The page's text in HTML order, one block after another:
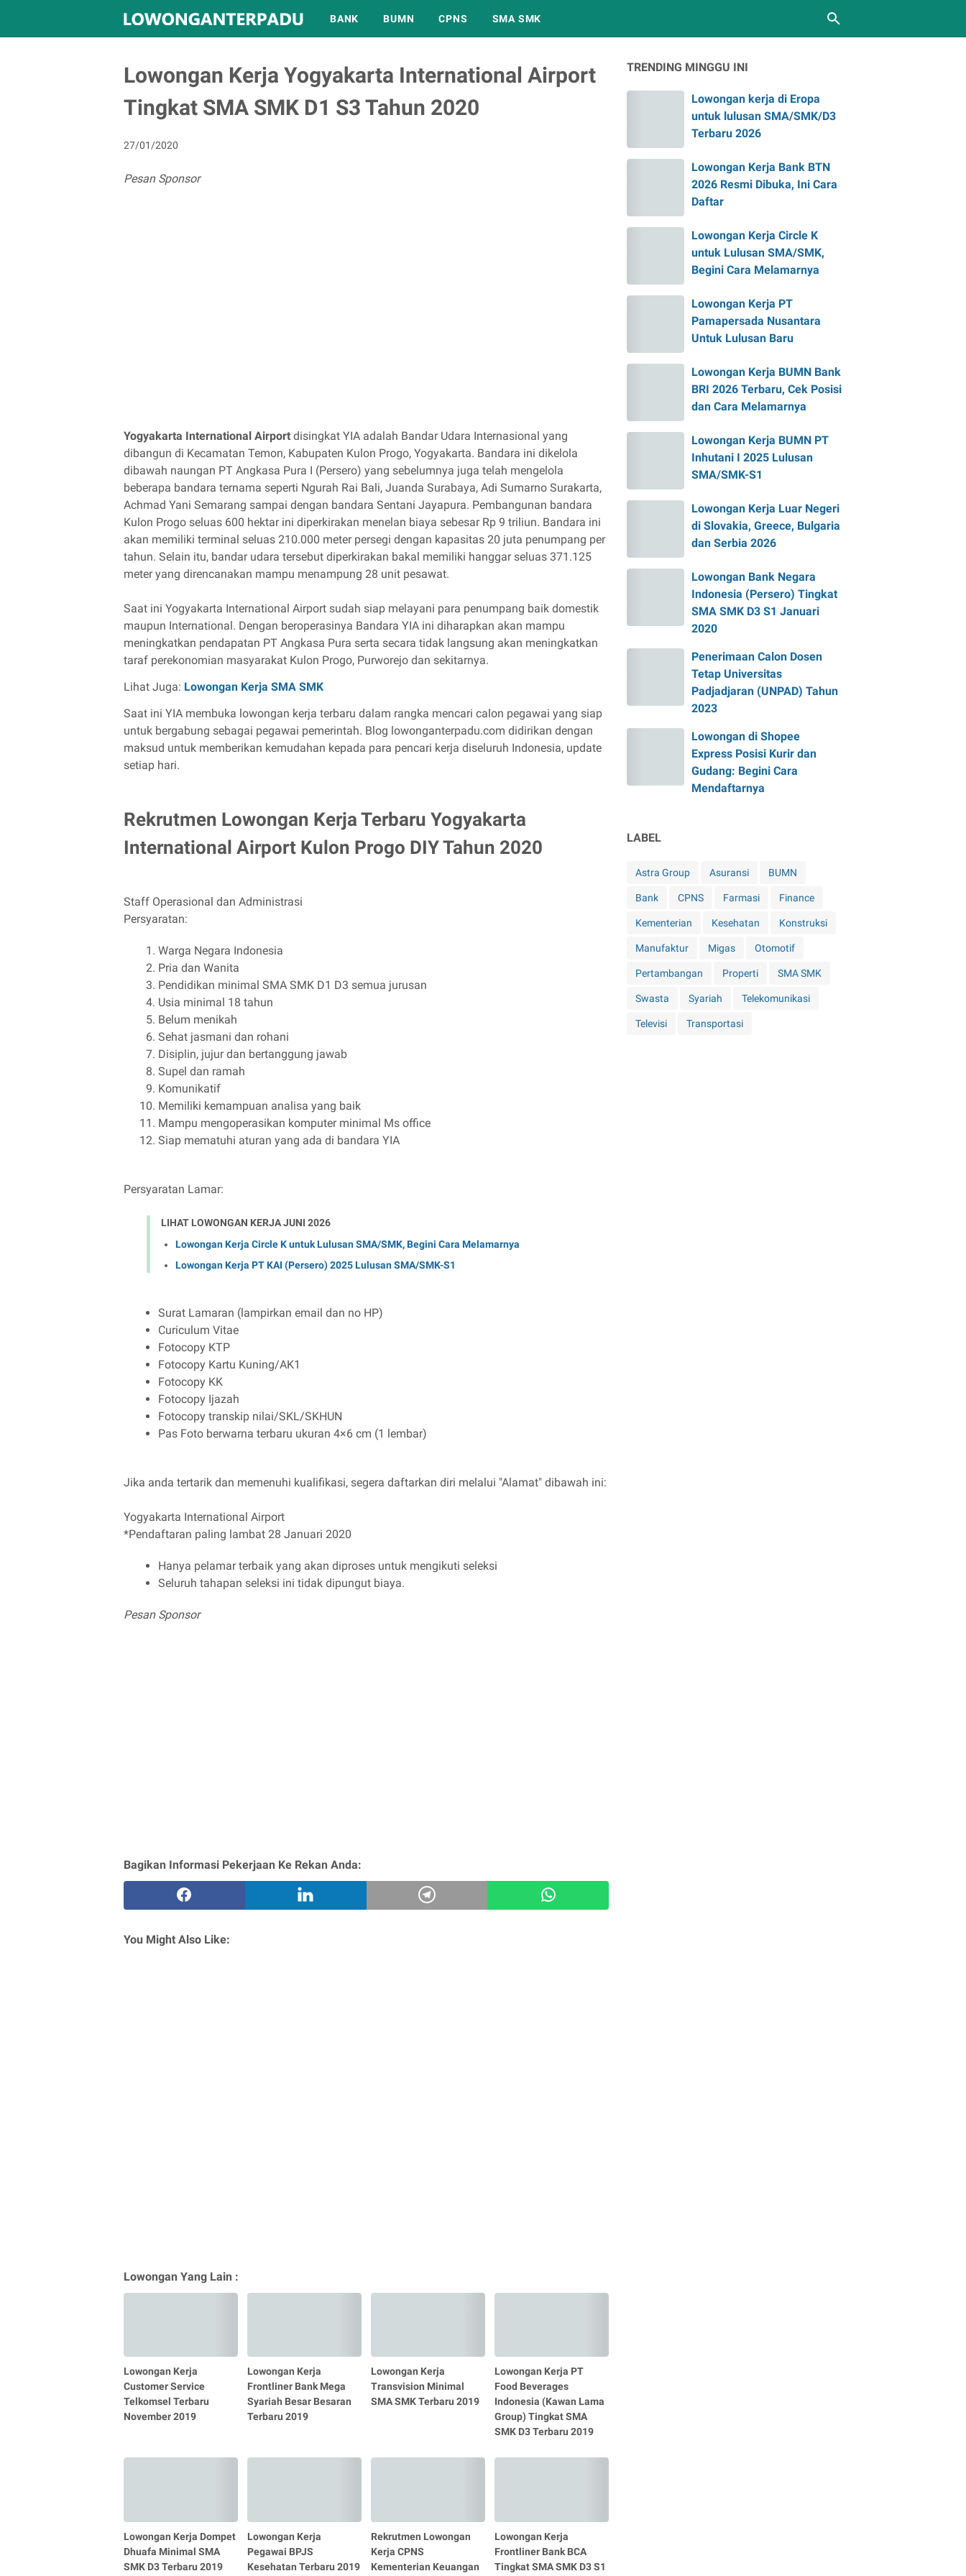
BANK BUMN CPNS SMA SMK
Lowongan Kerja Yogyakarta International Airport
Tingkat SMA SMK D1 S3 Tahun 2020
27/01/2020
Pesan Sponsor
Yogyakarta International Airport disingkat YIA adalah Bandar Udara Internasional yang
dibangun di Kecamatan Temon, Kabupaten Kulon Progo, Yogyakarta. Bandara ini dikelola
dibawah naungan PT Angkasa Pura I (Persero) yang sebelumnya juga telah mengelola
beberapa bandara ternama seperti Ngurah Rai Bali, Juanda Surabaya, Adi Sumarno Surakarta,
Achmad Yani Semarang sampai dengan bandara Sentani Jayapura. Pembangunan bandara
Kulon Progo seluas 600 hektar ini diperkirakan menelan biaya sebesar Rp 9 triliun. Bandara ini
akan memiliki terminal seluas 210.000 meter persegi dengan kapasitas 20 juta penumpang per
tahun. Selain itu, bandar udara tersebut diperkirakan bakal memiliki hanggar seluas 371.125
meter yang direncanakan mampu menampung 28 unit pesawat.
Saat ini Yogyakarta International Airport sudah siap melayani para penumpang baik domestik
maupun International. Dengan beroperasinya Bandara YIA ini diharapkan akan mampu
meningkatkan pendapatan PT Angkasa Pura serta secara tidak langsung akan meningkatkan
taraf perekonomian masyarakat Kulon Progo, Purworejo dan sekitarnya.
Lihat Juga: Lowongan Kerja SMA SMK
Saat ini YIA membuka lowongan kerja terbaru dalam rangka mencari calon pegawai yang siap
untuk bergabung sebagai pegawai pemerintah. Blog lowonganterpadu.com didirikan dengan
maksud untuk memberikan kemudahan kepada para pencari kerja diseluruh Indonesia, update
setiap hari.
Rekrutmen Lowongan Kerja Terbaru Yogyakarta
International Airport Kulon Progo DIY Tahun 2020
Staff Operasional dan Administrasi
Persyaratan:
Warga Negara Indonesia
Pria dan Wanita
Pendidikan minimal SMA SMK D1 D3 semua jurusan
Usia minimal 18 tahun
Belum menikah
Sehat jasmani dan rohani
Disiplin, jujur dan bertanggung jawab
Supel dan ramah
Komunikatif
Memiliki kemampuan analisa yang baik
Mampu mengoperasikan komputer minimal Ms office
Siap mematuhi aturan yang ada di bandara YIA
Persyaratan Lamar:
LIHAT LOWONGAN KERJA JUNI 2026
Lowongan Kerja Circle K untuk Lulusan SMA/SMK, Begini Cara Melamarnya
Lowongan Kerja PT KAI (Persero) 2025 Lulusan SMA/SMK-S1
Surat Lamaran (lampirkan email dan no HP)
Curiculum Vitae
Fotocopy KTP
Fotocopy Kartu Kuning/AK1
Fotocopy KK
Fotocopy Ijazah
Fotocopy transkip nilai/SKL/SKHUN
Pas Foto berwarna terbaru ukuran 4×6 cm (1 lembar)
Jika anda tertarik dan memenuhi kualifikasi, segera daftarkan diri melalui "Alamat" dibawah ini:
Yogyakarta International Airport
*Pendaftaran paling lambat 28 Januari 2020
Hanya pelamar terbaik yang akan diproses untuk mengikuti seleksi
Seluruh tahapan seleksi ini tidak dipungut biaya.
Pesan Sponsor
Bagikan Informasi Pekerjaan Ke Rekan Anda:
You Might Also Like:
Lowongan Yang Lain :
Lowongan Kerja
Customer Service
Telkomsel Terbaru
November 2019
Lowongan Kerja
Frontliner Bank Mega
Syariah Besar Besaran
Terbaru 2019
Lowongan Kerja
Transvision Minimal
SMA SMK Terbaru 2019
Lowongan Kerja PT
Food Beverages
Indonesia (Kawan Lama
Group) Tingkat SMA
SMK D3 Terbaru 2019
Lowongan Kerja Dompet
Dhuafa Minimal SMA
SMK D3 Terbaru 2019
Lowongan Kerja
Pegawai BPJS
Kesehatan Terbaru 2019
Rekrutmen Lowongan
Kerja CPNS
Kementerian Keuangan
Lowongan Kerja
Frontliner Bank BCA
Tingkat SMA SMK D3 S1
TRENDING MINGGU INI
Lowongan kerja di Eropa
untuk lulusan SMA/SMK/D3
Terbaru 2026
Lowongan Kerja Bank BTN
2026 Resmi Dibuka, Ini Cara
Daftar
Lowongan Kerja Circle K
untuk Lulusan SMA/SMK,
Begini Cara Melamarnya
Lowongan Kerja PT
Pamapersada Nusantara
Untuk Lulusan Baru
Lowongan Kerja BUMN Bank
BRI 2026 Terbaru, Cek Posisi
dan Cara Melamarnya
Lowongan Kerja BUMN PT
Inhutani I 2025 Lulusan
SMA/SMK-S1
Lowongan Kerja Luar Negeri
di Slovakia, Greece, Bulgaria
dan Serbia 2026
Lowongan Bank Negara
Indonesia (Persero) Tingkat
SMA SMK D3 S1 Januari
2020
Penerimaan Calon Dosen
Tetap Universitas
Padjadjaran (UNPAD) Tahun
2023
Lowongan di Shopee
Express Posisi Kurir dan
Gudang: Begini Cara
Mendaftarnya
LABEL
Astra Group Asuransi BUMN
Bank CPNS Farmasi Finance
Kementerian Kesehatan Konstruksi
Manufaktur Migas Otomotif
Pertambangan Properti SMA SMK
Swasta Syariah Telekomunikasi
Televisi Transportasi